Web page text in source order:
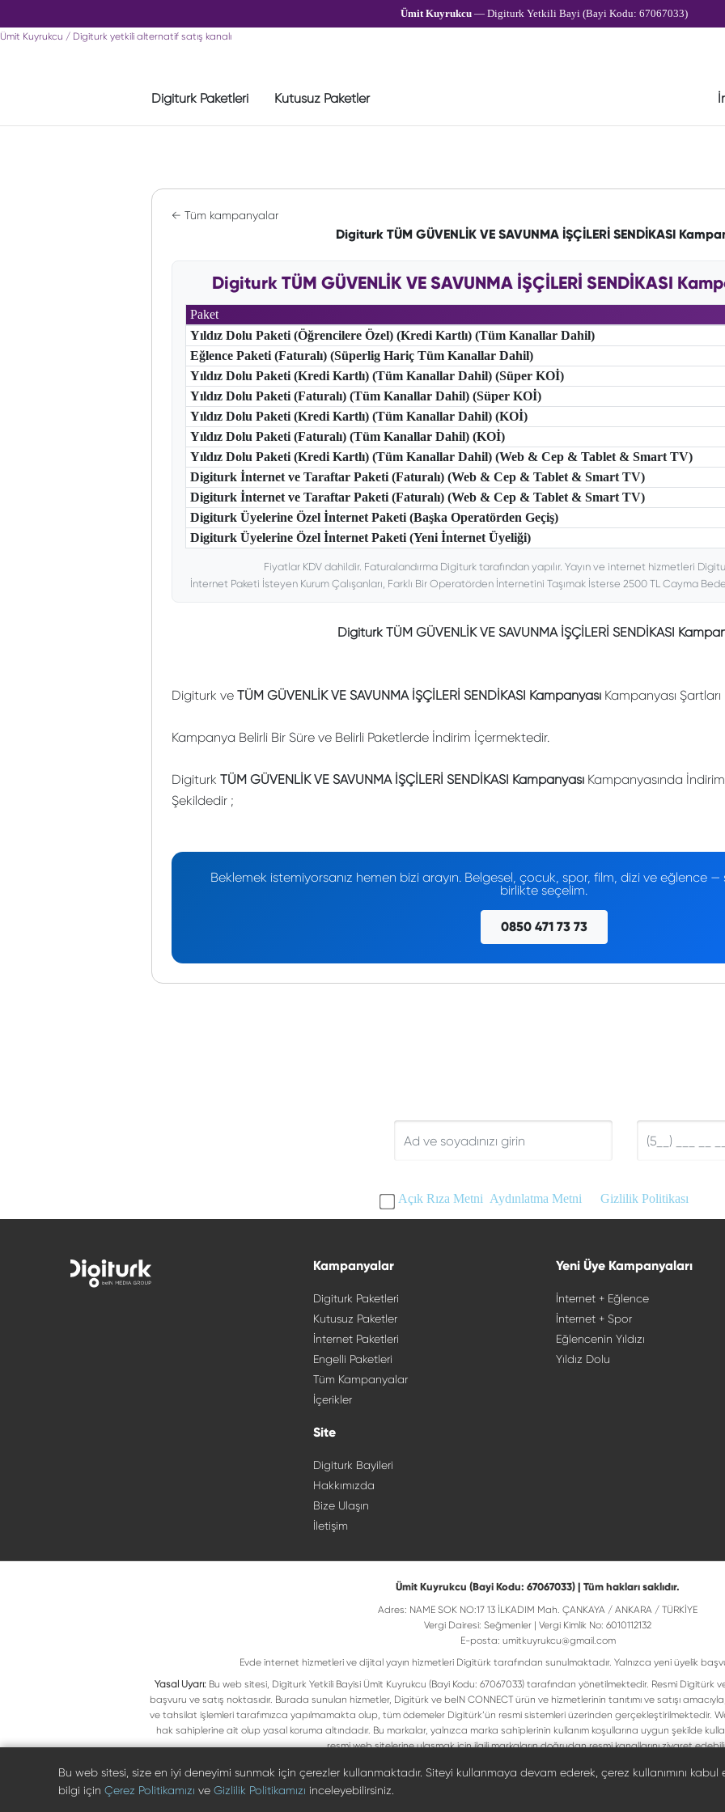
Ümit Kuyrukcu— Digiturk Yetkili Bayi (Bayi Kodu: 67067033)
Ümit Kuyrukcu / Digiturk yetkili alternatif satış kanalı
Digiturk Paketleri Kutusuz Paketler
← Tüm kampanyalar
Digiturk TÜM GÜVENLİK VE SAVUNMA İŞÇİLERİ SENDİKASI
Digiturk TÜM GÜVENLİK VE SAVUNMA İŞÇİLERİ SENDİKASI
Paket
Yıldız Dolu Paketi (Öğrencilere Özel) (Kredi Kartlı) (Tüm Kanallar Dahil)
Eğlence Paketi (Faturalı) (Süperlig Hariç Tüm Kanallar Dahil)
Yıldız Dolu Paketi (Kredi Kartlı) (Tüm Kanallar Dahil) (Süper KOİ)
Yıldız Dolu Paketi (Faturalı) (Tüm Kanallar Dahil) (Süper KOİ)
Yıldız Dolu Paketi (Kredi Kartlı) (Tüm Kanallar Dahil) (KOİ)
Yıldız Dolu Paketi (Faturalı) (Tüm Kanallar Dahil) (KOİ)
Yıldız Dolu Paketi (Kredi Kartlı) (Tüm Kanallar Dahil) (Web & Cep & Tablet & Smart TV)
Digiturk İnternet ve Taraftar Paketi (Faturalı) (Web & Cep & Tablet & Smart TV)
Digiturk İnternet ve Taraftar Paketi (Faturalı) (Web & Cep & Tablet & Smart TV)
Digiturk Üyelerine Özel İnternet Paketi (Başka Operatörden Geçiş)
Digiturk Üyelerine Özel İnternet Paketi (Yeni İnternet Üyeliği)
Fiyatlar KDV dahildir. Faturalandırma Digiturk tarafından yapılır. Yayın ve internet hizmetleri
İnternet Paketi İsteyen Kurum Çalışanları, Farklı Bir Operatörden İnternetini Taşımak İsterse 2500 TL Cayma
Digiturk TÜM GÜVENLİK VE SAVUNMA İŞÇİLERİ SENDİKASI
Digiturk ve TÜM GÜVENLİK VE SAVUNMA İŞÇİLERİ SENDİKASI Kampanyası Kampanyası Şartları
Kampanya Belirli Bir Süre ve Belirli Paketlerde İndirim İçermektedir.
Digiturk TÜM GÜVENLİK VE SAVUNMA İŞÇİLERİ SENDİKASI Kampanyası Kampanyasında
Şekildedir ;
Beklemek istemiyorsanız hemen bizi arayın. Belgesel, çocuk, spor, film, dizi ve eğlence
birlikte seçelim.
0850 471 73 73
Açık Rıza Metni Aydınlatma Metni Gizlilik Politikası
Kampanyalar
Digiturk Paketleri
Kutusuz Paketler
İnternet Paketleri
Engelli Paketleri
Tüm Kampanyalar
İçerikler
Site
Digiturk Bayileri
Hakkımızda
Bize Ulaşın
İletişim
Yeni Üye Kampanyaları
İnternet + Eğlence
İnternet + Spor
Eğlencenin Yıldızı
Yıldız Dolu
Ümit Kuyrukcu (Bayi Kodu: 67067033) | Tüm hakları saklıdır.
Adres: NAME SOK NO:17 13 İLKADIM Mah. ÇANKAYA / ANKARA / TÜRKİYE
Vergi Dairesi: Seğmenler | Vergi Kimlik No: 6010112132
E-posta: umitkuyrukcu@gmail.com
Evde internet hizmetleri ve dijital yayın hizmetleri Digitürk tarafından sunulmaktadır. Yalnızca yeni üyelik
Yasal Uyarı:Bu web sitesi, Digiturk Yetkili Bayisi Ümit Kuyrukcu (Bayi Kodu: 67067033) tarafından yönetilmektedir. Resmi Digitürk
başvuru ve satış noktasıdır. Burada sunulan hizmetler, Digitürk ve beIN CONNECT ürün ve hizmetlerinin tanıtımı ve satışı
ve tahsilat işlemleri tarafımızca yapılmamakta olup, tüm ödemeler Digitürk’ün resmi sistemleri üzerinden gerçekleştirilmektedir.
hak sahiplerine ait olup yasal koruma altındadır. Bu markalar, yalnızca marka sahiplerinin kullanım koşullarına uygun şekilde
resmi web sitelerine ulaşmak için ilgili markaların doğrudan resmi kanallarını ziyaret
Digiturk resmî bayi listesinde doğrulayın
Bu web sitesi, size en iyi deneyimi sunmak için çerezler kullanmaktadır. Siteyi kullanmaya devam ederek, çerez kullanımını kabul
bilgi için Çerez Politikamızı ve Gizlilik Politikamızı inceleyebilirsiniz.